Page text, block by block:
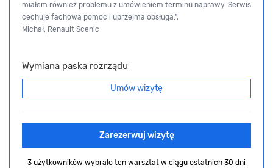
miałem również problemu z umówieniem terminu naprawy. Serwis
cechuje fachowa pomoc i uprzejma obsługa.",
Michał, Renault Scenic
Wymiana paska rozrządu
Umów wizytę
Zarezerwuj wizytę
3 użytkowników wybrało ten warsztat w ciągu ostatnich 30 dni